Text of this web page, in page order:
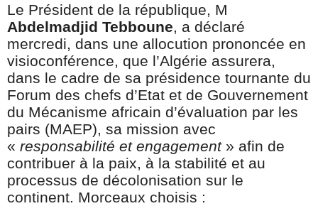
Le Président de la république, M
Abdelmadjid Tebboune, a déclaré
mercredi, dans une allocution prononcée en
visioconférence, que l’Algérie assurera,
dans le cadre de sa présidence tournante du
Forum des chefs d’Etat et de Gouvernement
du Mécanisme africain d’évaluation par les
pairs (MAEP), sa mission avec
« responsabilité et engagement » afin de
contribuer à la paix, à la stabilité et au
processus de décolonisation sur le
continent. Morceaux choisis :